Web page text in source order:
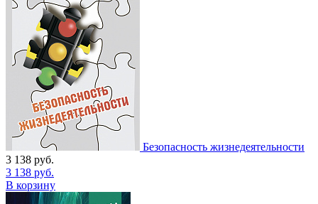
Безопасность жизнедеятельности
3 138 руб.
3 138 руб.
В корзину